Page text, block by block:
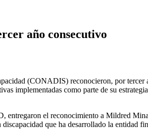
año consecutivo
(CONADIS) reconocieron, por tercer
implementadas como parte de su
el reconocimiento a Mildred
que ha desarrollado la entidad